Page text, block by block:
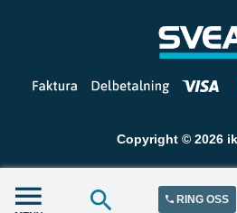
Copyright © 2026
RING OSS